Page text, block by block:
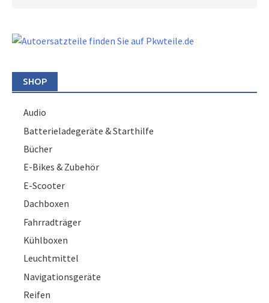
SHOP
Audio
Batterieladegeräte & Starthilfe
Bücher
E-Bikes & Zubehör
E-Scooter
Dachboxen
Fahrradträger
Kühlboxen
Leuchtmittel
Navigationsgeräte
Reifen